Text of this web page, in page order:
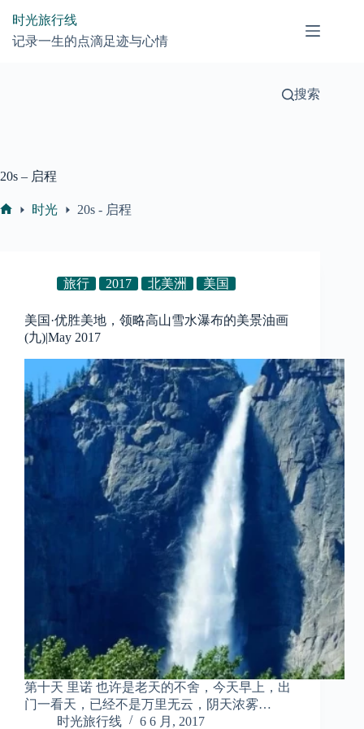
时光旅行线
记录一生的点滴足迹与心情
搜索
20s – 启程
时光 20s - 启程
旅行 2017 北美洲 美国
美国·优胜美地，领略高山雪水瀑布的美景油画
(九)|May 2017
第十天 里诺 也许是老天的不舍，今天早上，出
门一看天，已经不是万里无云，阴天浓雾…
时光旅行线
6 6 月, 2017